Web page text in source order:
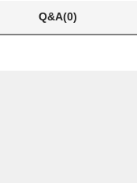
Q&A(0)